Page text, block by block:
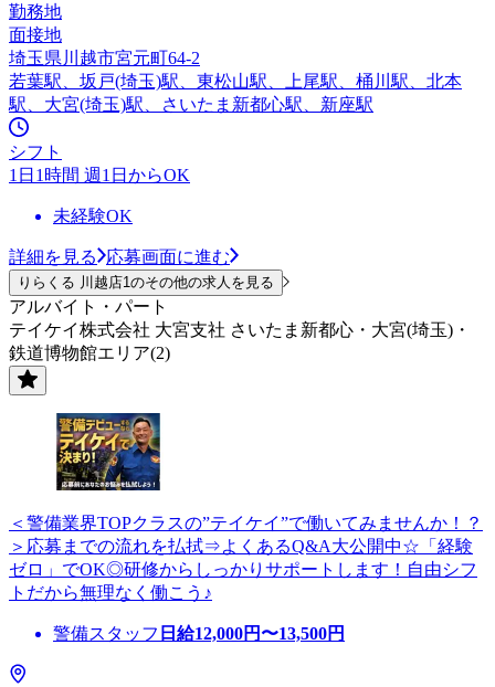
勤務地
面接地
埼玉県川越市宮元町64-2
若葉駅、坂戸(埼玉)駅、東松山駅、上尾駅、桶川駅、北本
駅、大宮(埼玉)駅、さいたま新都心駅、新座駅
シフト
1日1時間 週1日からOK
未経験OK
詳細を見る 応募画面に進む
りらくる 川越店1のその他の求人を見る
アルバイト・パート
テイケイ株式会社 大宮支社 さいたま新都心・大宮(埼玉)・
鉄道博物館エリア(2)
＜警備業界TOPクラスの”テイケイ”で働いてみませんか！？
＞応募までの流れを払拭⇒よくあるQ&A大公開中☆「経験
ゼロ」でOK◎研修からしっかりサポートします！自由シフ
トだから無理なく働こう♪
警備スタッフ 日給12,000円〜13,500円